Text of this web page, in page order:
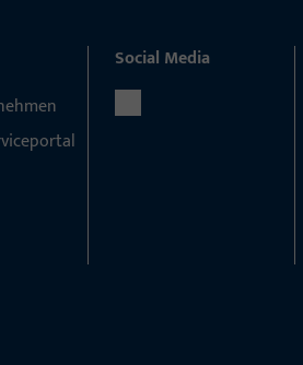
Social Media